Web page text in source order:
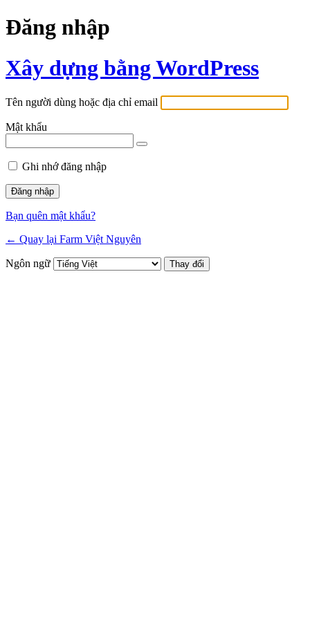
Đăng nhập
Xây dựng bằng WordPress
Tên người dùng hoặc địa chỉ email
Mật khẩu
Ghi nhớ đăng nhập
Bạn quên mật khẩu?
← Quay lại Farm Việt Nguyên
Ngôn ngữ